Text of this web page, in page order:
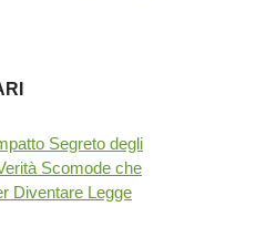
Segreto degli
Scomode che
Diventare Legge